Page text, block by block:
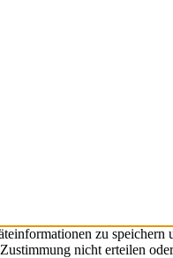
zu
nicht erteilen